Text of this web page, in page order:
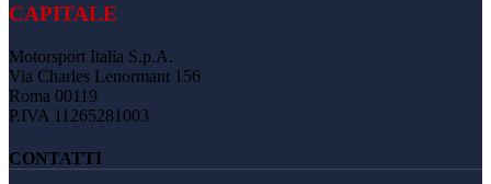
CAPITALE
Motorsport Italia S.p.A.
Via Charles Lenormant 156
Roma 00119
P.IVA 11265281003
CONTATTI